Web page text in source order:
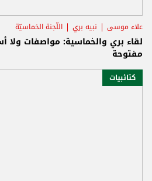
علاء موسى نبيه بري اللّجنة الخماسيّة
لقاء بري والخماسية: مواصفات ولا
مفتوحة
كتائبيات